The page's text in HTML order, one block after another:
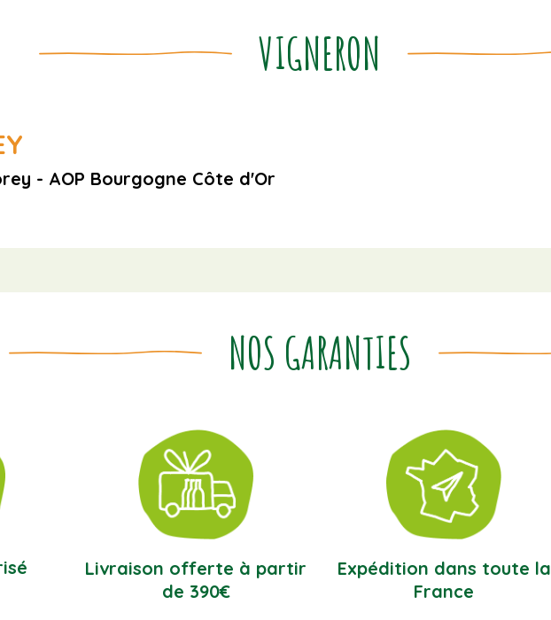
VIGNERON
- AOP Bourgogne Côte d'Or
NOS GARANTIES
Livraison offerte à partir
de 390€
Expédition dans toute la
France